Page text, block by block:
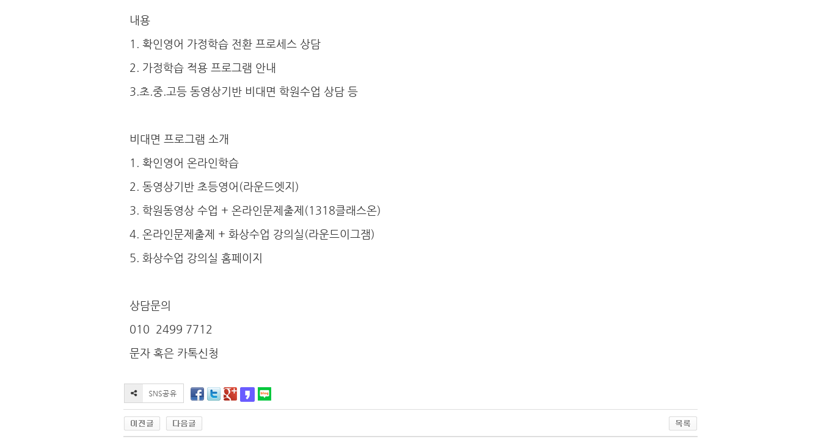
내용
1. 확인영어 가정학습 전환 프로세스 상담
2. 가정학습 적용 프로그램 안내
3.초.중.고등 동영상기반 비대면 학원수업 상담 등
비대면 프로그램 소개
1. 확인영어 온라인학습
2. 동영상기반 초등영어(라운드엣지)
3. 학원동영상 수업 + 온라인문제출제(1318클래스온)
4. 온라인문제출제 + 화상수업 강의실(라운드이그잼)
5. 화상수업 강의실 홈페이지
상담문의
010 2499 7712
문자 혹은 카톡신청